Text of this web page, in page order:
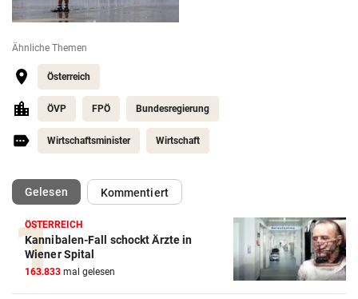
Ähnliche Themen
Österreich
ÖVP FPÖ Bundesregierung
Wirtschaftsminister Wirtschaft
Gelesen(ausgewählt)Kommentiert
ÖSTERREICH
Kannibalen-Fall schockt Ärzte in
Wiener Spital
163.833 mal gelesen